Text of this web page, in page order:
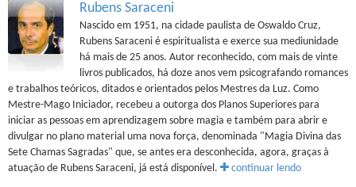
Rubens Saraceni
Nascido em 1951, na cidade paulista de Oswaldo Cruz,
Rubens Saraceni é espiritualista e exerce sua mediunidade
há mais de 25 anos. Autor reconhecido, com mais de vinte
livros publicados, há doze anos vem psicografando romances
e trabalhos teóricos, ditados e orientados pelos Mestres da Luz. Como
Mestre-Mago Iniciador, recebeu a outorga dos Planos Superiores para
iniciar as pessoas em aprendizagem sobre magia e também para abrir e
divulgar no plano material uma nova força, denominada "Magia Divina das
Sete Chamas Sagradas" que, se antes era desconhecida, agora, graças à
atuação de Rubens Saraceni, já está disponível.
continuar lendo